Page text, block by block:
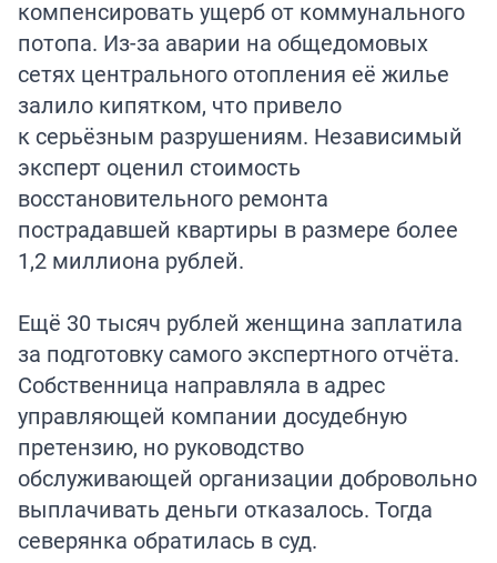
компенсировать ущерб от коммунального
потопа. Из-за аварии на общедомовых
сетях центрального отопления её жилье
залило кипятком, что привело
к серьёзным разрушениям. Независимый
эксперт оценил стоимость
восстановительного ремонта
пострадавшей квартиры в размере более
1,2 миллиона рублей.
Ещё 30 тысяч рублей женщина заплатила
за подготовку самого экспертного отчёта.
Собственница направляла в адрес
управляющей компании досудебную
претензию, но руководство
обслуживающей организации добровольно
выплачивать деньги отказалось. Тогда
северянка обратилась в суд.